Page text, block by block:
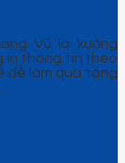
Vũ là xưởng
in thông tin theo
để làm quà tặng